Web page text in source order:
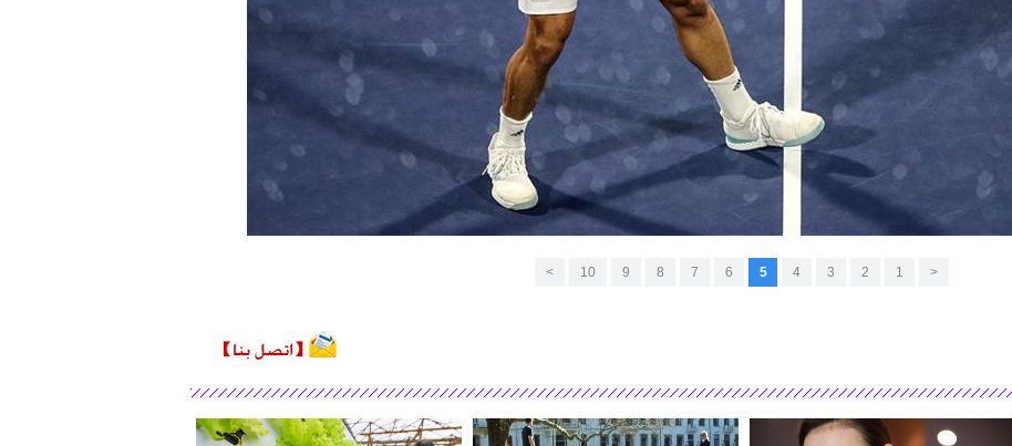
<
1
2
3
4
5
6
7
8
9
10
>